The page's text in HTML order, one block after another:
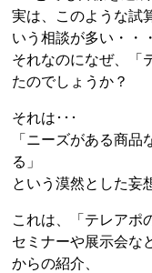
実は、このような試
いう相談が多い・・・
それなのになぜ、「
たのでしょうか？
それは･･･
「ニーズがある商
る」
という漠然とした妄
これは、「テレアポ
セミナーや展示会な
からの紹介、